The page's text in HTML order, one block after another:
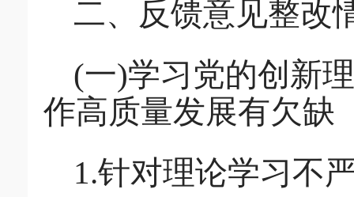
二、反馈意见整改
(一)学习党的创新
作高质量发展有欠缺
1.针对理论学习不